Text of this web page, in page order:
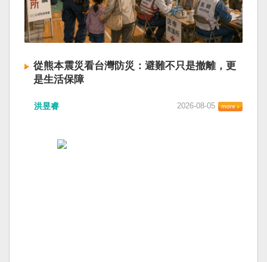
從熊本震災看台灣防災：避難不只是撤離，更
是生活保障
洪昱睿 2026-08-05